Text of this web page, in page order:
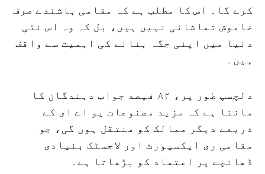
کرے گا۔ اس کا مطلب ہے کہ مقامی باشندے صرف
خاموش تماشائی نہیں ہیں، بل کہ وہ اس نئی
دنیا میں اپنی جگہ بنانے کی اہمیت سے واقف
ہیں۔
دلچسپ طور پر، ۸۲ فیصد جواب دہندگان کا
ماننا ہے کہ مزید مصنوعات یو اے ای کے
ذریعے دیگر ممالک کو منتقل ہوں گی، جو
مقامی ری ایکسپورٹ اور لاجسٹک بنیادی
ڈھانچے پر اعتماد کو بڑھاتا ہے۔